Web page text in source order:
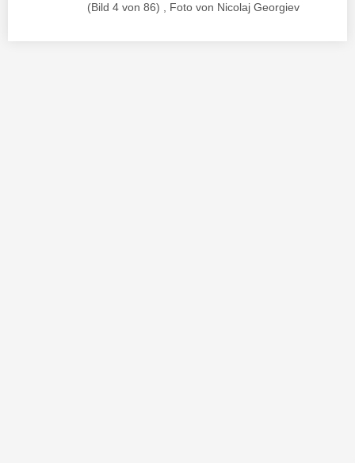
(Bild 4 von 86) , Foto von Nicolaj Georgiev